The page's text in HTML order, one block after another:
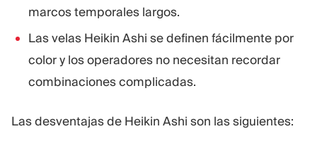
marcos temporales largos.
Las velas Heikin Ashi se definen fácilmente por
color y los operadores no necesitan recordar
combinaciones complicadas.
Las desventajas de Heikin Ashi son las siguientes: